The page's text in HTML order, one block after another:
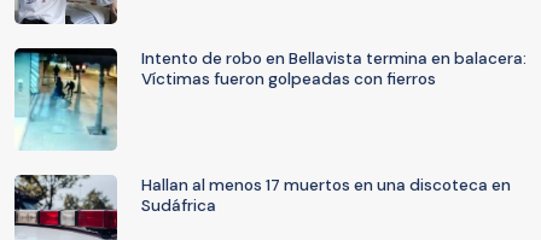
Intento de robo en Bellavista termina en balacera:
Víctimas fueron golpeadas con fierros
Hallan al menos 17 muertos en una discoteca en
Sudáfrica